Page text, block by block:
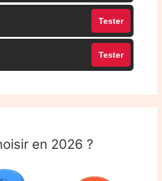
Tester
Tester
en 2026 ?